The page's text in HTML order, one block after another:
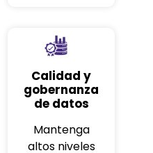
Calidad y
gobernanza
de datos
Mantenga
altos niveles